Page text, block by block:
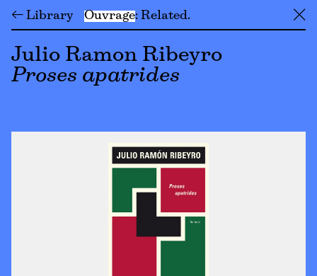
← Library Ouvrage Related ╳
Julio Ramon Ribeyro
Proses apatrides